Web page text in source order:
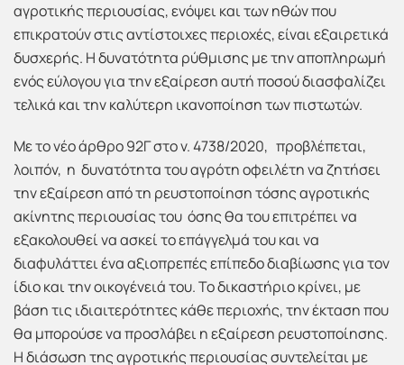
αγροτικής περιουσίας, ενόψει και των ηθών που
επικρατούν στις αντίστοιχες περιοχές, είναι εξαιρετικά
δυσχερής. Η δυνατότητα ρύθμισης με την αποπληρωμή
ενός εύλογου για την εξαίρεση αυτή ποσού διασφαλίζει
τελικά και την καλύτερη ικανοποίηση των πιστωτών.
Με το νέο άρθρο 92Γ στο ν. 4738/2020, προβλέπεται,
λοιπόν, η δυνατότητα του αγρότη οφειλέτη να ζητήσει
την εξαίρεση από τη ρευστοποίηση τόσης αγροτικής
ακίνητης περιουσίας του όσης θα του επιτρέπει να
εξακολουθεί να ασκεί το επάγγελμά του και να
διαφυλάττει ένα αξιοπρεπές επίπεδο διαβίωσης για τον
ίδιο και την οικογένειά του. Το δικαστήριο κρίνει, με
βάση τις ιδιαιτερότητες κάθε περιοχής, την έκταση που
θα μπορούσε να προσλάβει η εξαίρεση ρευστοποίησης.
Η διάσωση της αγροτικής περιουσίας συντελείται με